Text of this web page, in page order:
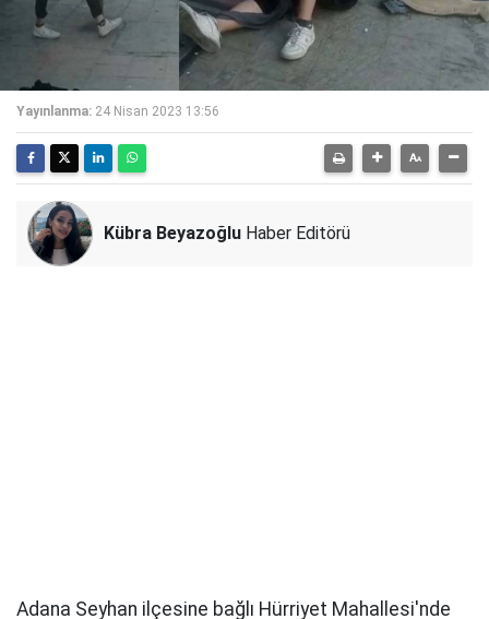
Yayınlanma: 24 Nisan 2023 13:56
Kübra Beyazoğlu Haber Editörü
Adana Seyhan ilçesine bağlı Hürriyet Mahallesi'nde